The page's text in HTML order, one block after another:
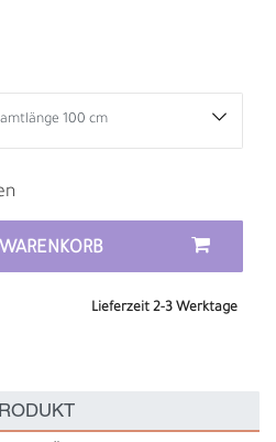
Lieferzeit 2-3 Werktage